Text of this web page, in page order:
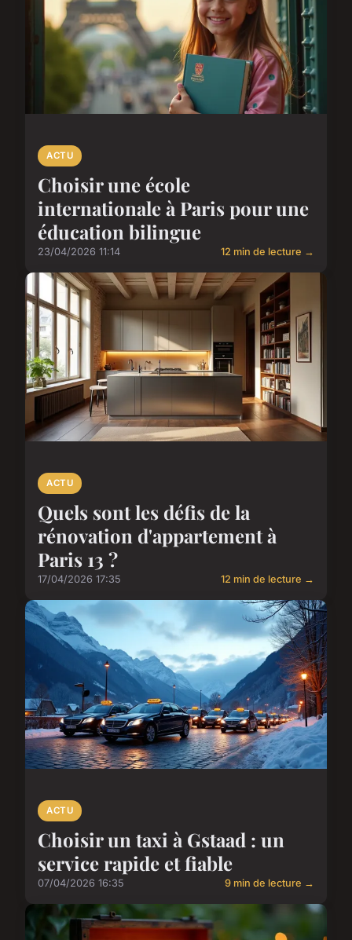
ACTU
Choisir une école
internationale à Paris pour une
éducation bilingue
23/04/2026 11:14 12 min de lecture →
ACTU
Quels sont les défis de la
rénovation d'appartement à
Paris 13 ?
17/04/2026 17:35 12 min de lecture →
ACTU
Choisir un taxi à Gstaad : un
service rapide et fiable
07/04/2026 16:35 9 min de lecture →